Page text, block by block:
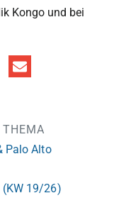
Kongo und bei
THEMA
Palo Alto
(KW 19/26)